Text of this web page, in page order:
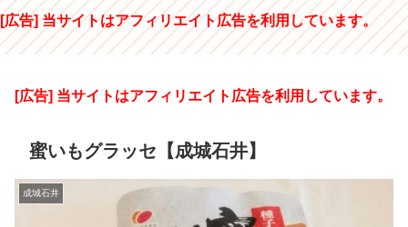
[広告] 当サイトはアフィリエイト広告を利用しています。
[広告] 当サイトはアフィリエイト広告を利用しています。
蜜いもグラッセ【成城石井】
成城石井